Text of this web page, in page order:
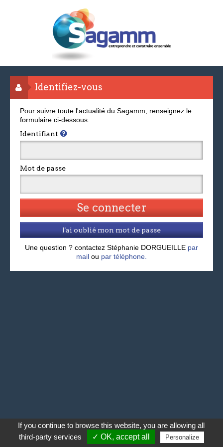
Identifiez-vous
Pour suivre toute l'actualité du Sagamm, renseignez le
formulaire ci-dessous.
Identifiant
Mot de passe
J'ai oublié mon mot de passe
Une question ? contactez Stéphanie DORGUEILLE par
mail ou par téléphone.
If you continue to browse this website, you are allowing all
third-party services
✓ OK, accept all Personalize